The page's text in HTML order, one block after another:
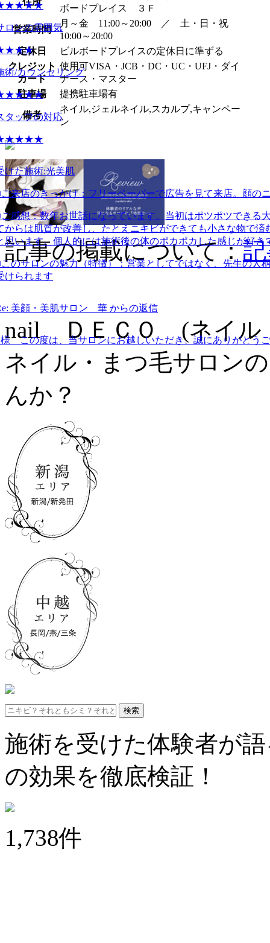
ボードプレイス ３Ｆ
営業時間
月～金 11:00～20:00 ／ 土・日・祝
10:00～20:00
定休日
ビルボードプレイスの定休日に準ずる
クレジット
カード
使用可VISA・JCB・DC・UC・UFJ・ダイ
ナース・マスター
駐車場
提携駐車場有
備考
ネイル,ジェルネイル,スカルプ,キャンペー
ン
記事の掲載について：
nail ＤＥＣＯ (ネイル
ネイル・まつ毛サロン
んか？
施術を受けた体験者が
の効果を徹底検証！
1,738件
ロンの雰囲気
術/カウンセリング
タッフの対応
けた施術:光美肌
来店のきっかけ： フリーペーパーで広告を見て来店。顔の
感想：数年お世話になっています。当初はポツポツできる
からは肌質が改善し、たとえニキビができても小さな物で
思います。個人的には施術後の体のポカポカした感じが好き
のサロンの魅力（特徴）：営業としてではなく、先生の人
けられます
美顔・美肌サロン 華 からの返信
様 この度は、当サロンにお越しいただき、誠にありがとう